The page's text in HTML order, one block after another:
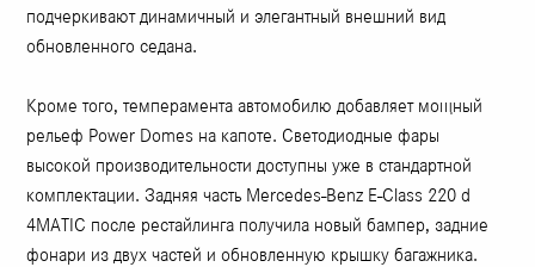
подчеркивают динамичный и элегантный внешний вид
обновленного седана.
Кроме того, темперамента автомобилю добавляет мощный
рельеф Power Domes на капоте. Светодиодные фары
высокой производительности доступны уже в стандартной
комплектации. Задняя часть Mercedes-Benz E-Class 220 d
4MATIC после рестайлинга получила новый бампер, задние
фонари из двух частей и обновленную крышку багажника.